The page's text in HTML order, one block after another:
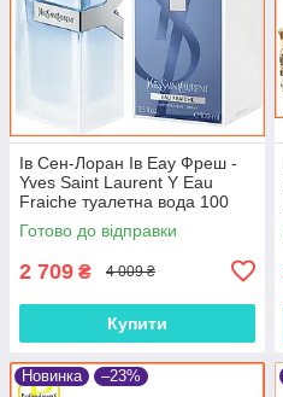
Ів Сен-Лоран Ів Еау Фреш -
Yves Saint Laurent Y Eau
Fraiche туалетна вода 100
ml.
Готово до відправки
2 709 ₴ 4 009 ₴
Купити
Новинка –23%